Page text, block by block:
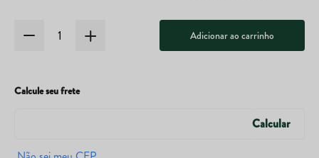
Adicionar ao carrinho
Calcule seu frete